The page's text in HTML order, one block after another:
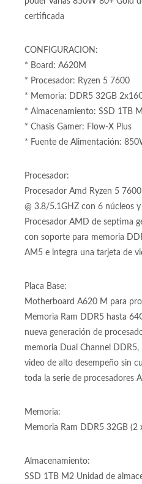
certificada
CONFIGURACION:
* Board: A620M
* Procesador: Ryzen 5 7600
* Memoria: DDR5 32GB
* Almacenamiento: SSD 1TB
* Chasis Gamer: Flow-X Plus
* Fuente de Alimentación:
Procesador:
Procesador Amd Ryzen 5
@ 3.8/5.1GHZ con 6 núcleos
Procesador AMD de septima
con soporte para memoria
AM5 e integra una tarjeta de
Placa Base:
Motherboard A620 M para
Memoria Ram DDR5 hasta
nueva generación de
memoria Dual Channel
video de alto desempeño sin
toda la serie de procesadores
Memoria:
Memoria Ram DDR5 32GB (2
Almacenamiento:
SSD 1TB M2 Unidad de